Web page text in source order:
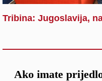
Tribina: Jugoslavija,
Ako imate